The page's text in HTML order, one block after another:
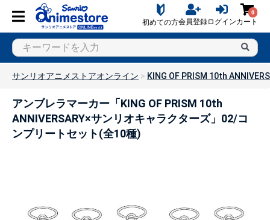
初めての方会員登録ログイン
0
カート
サンリオアニメストアオンライン KING OF PRISM 10th
アンブレラマーカー「KING OF PRISM 10th
ANNIVERSARY×サンリオキャラクターズ」02/コ
ンプリートセット(全10種)